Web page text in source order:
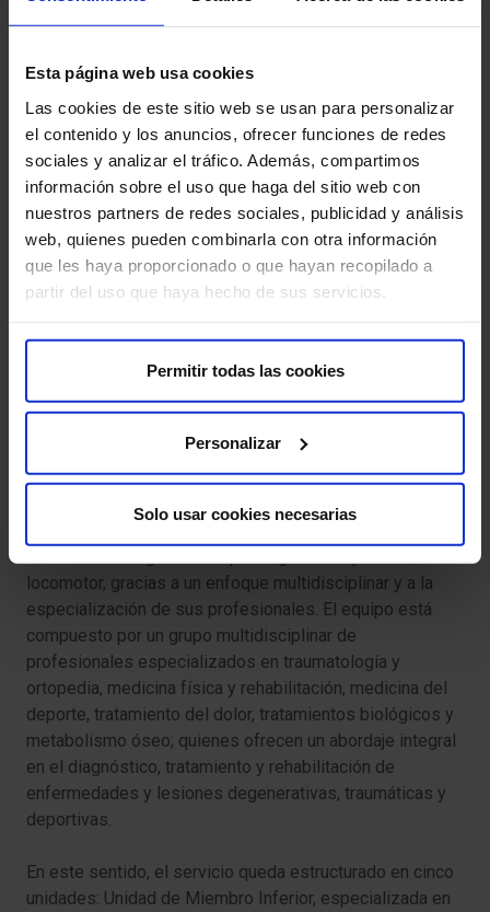
Esta página web usa cookies
Las cookies de este sitio web se usan para personalizar
el contenido y los anuncios, ofrecer funciones de redes
sociales y analizar el tráfico. Además, compartimos
información sobre el uso que haga del sitio web con
nuestros partners de redes sociales, publicidad y análisis
web, quienes pueden combinarla con otra información
que les haya proporcionado o que hayan recopilado a
partir del uso que haya hecho de sus servicios.
Permitir todas las cookies
Personalizar
Solo usar cookies necesarias
Referente en abordaje integral
El servicio de Traumatología y Cirugía Ortopédica de HM
Hospitales en Málaga, dirigido por el Dr. Díaz Samada,
locomotor, gracias a un enfoque multidisciplinar y a la
especialización de sus profesionales. El equipo está
compuesto por un grupo multidisciplinar de
profesionales especializados en traumatología y
ortopedia, medicina física y rehabilitación, medicina del
deporte, tratamiento del dolor, tratamientos biológicos y
metabolismo óseo; quienes ofrecen un abordaje integral
en el diagnóstico, tratamiento y rehabilitación de
enfermedades y lesiones degenerativas, traumáticas y
deportivas.
En este sentido, el servicio queda estructurado en cinco
unidades: Unidad de Miembro Inferior, especializada en